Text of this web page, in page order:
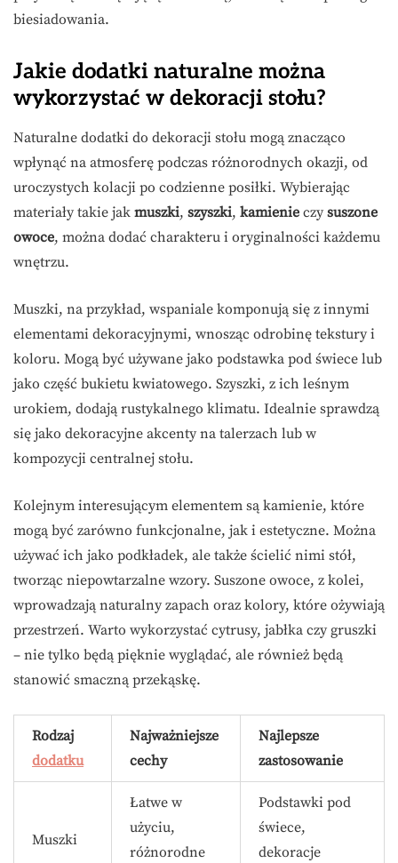
biesiadowania.
Jakie dodatki naturalne można
wykorzystać w dekoracji stołu?
Naturalne dodatki do dekoracji stołu mogą znacząco
wpłynąć na atmosferę podczas różnorodnych okazji, od
uroczystych kolacji po codzienne posiłki. Wybierając
materiały takie jak muszki, szyszki, kamienie czy suszone
owoce, można dodać charakteru i oryginalności każdemu
wnętrzu.
Muszki, na przykład, wspaniale komponują się z innymi
elementami dekoracyjnymi, wnosząc odrobinę tekstury i
koloru. Mogą być używane jako podstawka pod świece lub
jako część bukietu kwiatowego. Szyszki, z ich leśnym
urokiem, dodają rustykalnego klimatu. Idealnie sprawdzą
się jako dekoracyjne akcenty na talerzach lub w
kompozycji centralnej stołu.
Kolejnym interesującym elementem są kamienie, które
mogą być zarówno funkcjonalne, jak i estetyczne. Można
używać ich jako podkładek, ale także ścielić nimi stół,
tworząc niepowtarzalne wzory. Suszone owoce, z kolei,
wprowadzają naturalny zapach oraz kolory, które ożywiają
przestrzeń. Warto wykorzystać cytrusy, jabłka czy gruszki
– nie tylko będą pięknie wyglądać, ale również będą
stanowić smaczną przekąskę.
Rodzaj
dodatku
Najważniejsze
cechy
Najlepsze
zastosowanie
Muszki
Łatwe w
użyciu,
różnorodne
Podstawki pod
świece,
dekoracje